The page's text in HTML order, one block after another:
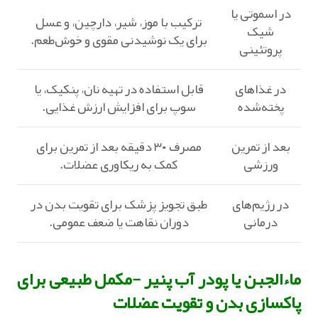
در اسموتی یا
شیک
پروتئینی
ترکیب با موز، شیر، دارچین، و عسل
برای یک نوشیدنی مقوی و خوش‌طعم.
در غذاهای
پخته‌شده
قابل استفاده در تهیه نان، پنکیک، یا
سوپ برای افزایش ارزش غذایی.
بعد از تمرین
ورزشی
مصرف ۳۰ دقیقه بعد از تمرین برای
کمک به ریکاوری عضلات.
در رژیم‌های
درمانی
طبق تجویز پزشک برای تقویت بدن در
دوران نقاهت یا ضعف عمومی.
ماءالجبن یا پودر آب پنیر -مکمل طبیعی برای
پاکسازی بدن و تقویت عضلات